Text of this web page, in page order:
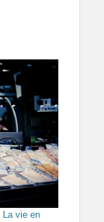
La vie en